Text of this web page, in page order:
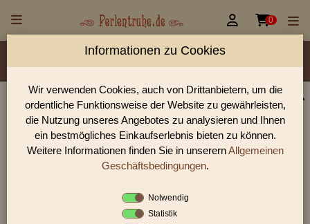
 0
Material/Glassorte Sorte/Form Farbe
Lochdurchmesser
Perlen Shop für facettierte Glasperlen facettiert
transparent Tropfen
In unserem Perlen Shop finden sie zahlreich facettierte
Glasperlen facettiert transparent Tropfen und viele weiter
Informationen zu Cookies
Wir verwenden Cookies, auch von Drittanbietern, um die
ordentliche Funktionsweise der Website zu gewährleisten,
die Nutzung unseres Angebotes zu analysieren und Ihnen
ein bestmögliches Einkaufserlebnis bieten zu können.
Weitere Informationen finden Sie in unserernAllgemeinen
Geschäftsbedingungen.
Notwendig
Statistik